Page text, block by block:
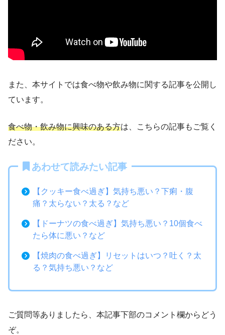
また、本サイトでは食べ物や飲み物に関する記事を公開し
ています。
食べ物・飲み物に興味のある方は、こちらの記事もご覧く
ださい。
あわせて読みたい記事
【クッキー食べ過ぎ】気持ち悪い？下痢・腹
痛？太らない？太る？など
【ドーナツの食べ過ぎ】気持ち悪い？10個食べ
たら体に悪い？など
【焼肉の食べ過ぎ】リセットはいつ？吐く？太
る？気持ち悪い？など
ご質問等ありましたら、本記事下部のコメント欄からどう
ぞ。